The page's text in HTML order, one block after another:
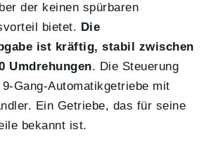
der keinen spürbaren
bietet. Die
ist kräftig, stabil zwischen
Umdrehungen. Die Steuerung
Gang-Automatikgetriebe mit
Ein Getriebe, das für seine
bekannt ist.